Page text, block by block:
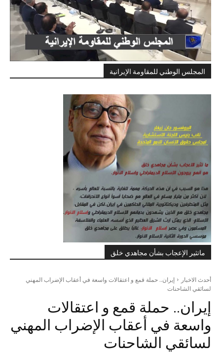
المجلس الوطني للمقاومة الإيرانية
ماتثير الإعجاب بشأن مجاهدي خلق
أحدث الاخبار
إيران.. حملة قمع و اعتقالات واسعة في أعقاب الإضراب المهني
لسائقي الشاحنات
إيران.. حملة قمع و اعتقالات
واسعة في أعقاب الإضراب المهني
لسائقي الشاحنات